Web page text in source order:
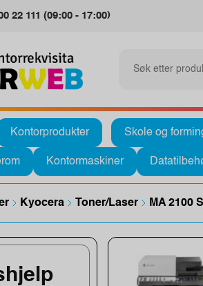
22 111 (09:00 - 17:00)
Kontorprodukter Skole og
Kontormaskiner
Kyocera Toner/Laser MA 2100